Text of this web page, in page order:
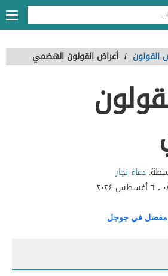
القولون / أعراض القولون الهضمي
دعاء نجار
في جوجل